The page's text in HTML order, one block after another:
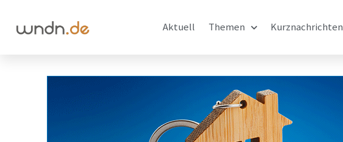
Aktuell Themen Kurznachrichten